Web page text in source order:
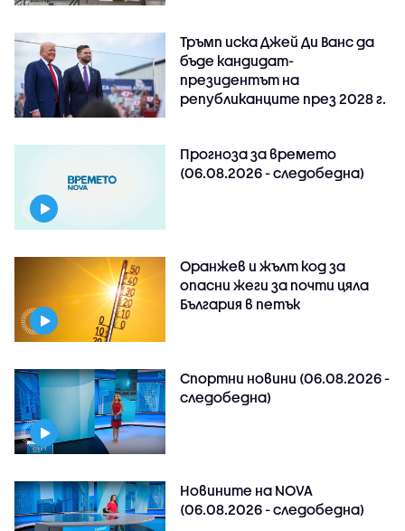
Тръмп иска Джей Ди Ванс да
бъде кандидат-
президентът на
републиканците през 2028 г.
Прогноза за времето
(06.08.2026 - следобедна)
Оранжев и жълт код за
опасни жеги за почти цяла
България в петък
Спортни новини (06.08.2026 -
следобедна)
Новините на NOVA
(06.08.2026 - следобедна)